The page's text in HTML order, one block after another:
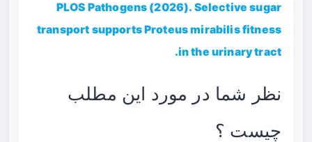
PLOS Pathogens (2026). Selective sugar
transport supports Proteus mirabilis fitness
in the urinary tract.
نظر شما در مورد این مطلب
چیست ؟